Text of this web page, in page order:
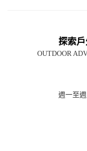
探索
OUTDOOR
週一至週